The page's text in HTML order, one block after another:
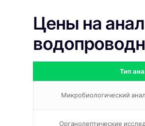
Цены на
Тип
Микробиологический
Органолептические